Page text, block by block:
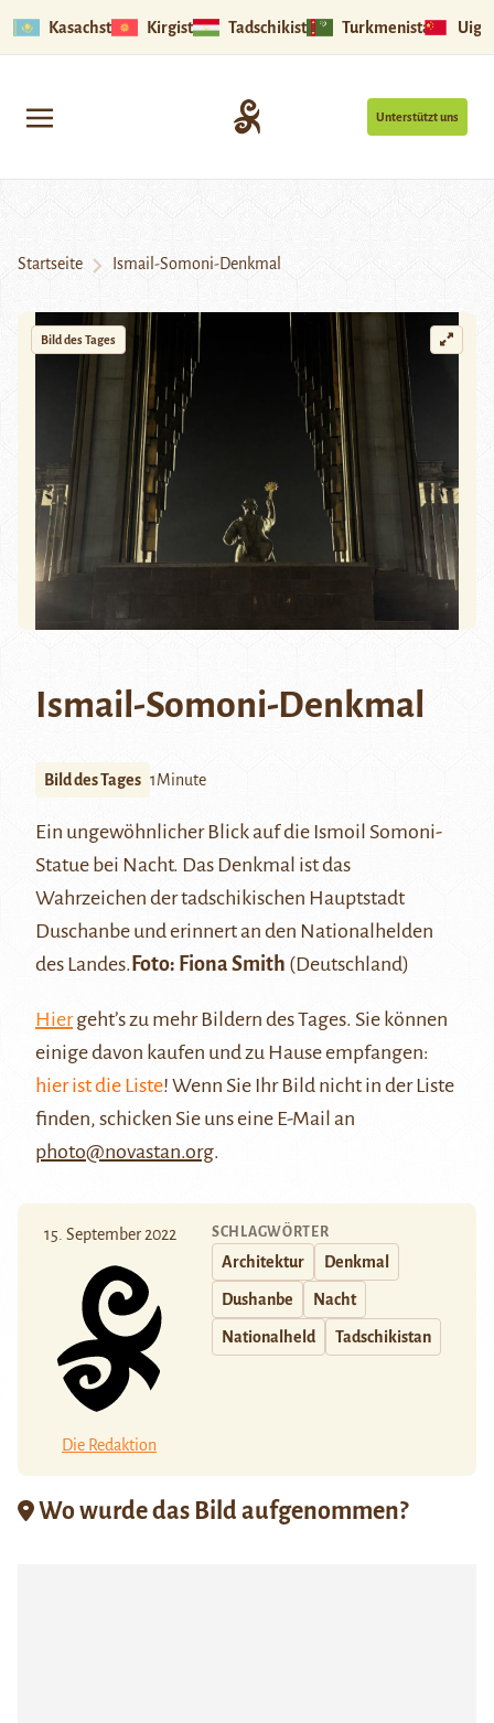
Kasachstan Kirgistan Tadschikistan Turkmenistan
Unterstützt uns
Startseite Ismail-Somoni-Denkmal
Bild des Tages
Ismail-Somoni-Denkmal
Bild des Tages 1Minute
Ein ungewöhnlicher Blick auf die Ismoil Somoni-
Statue bei Nacht. Das Denkmal ist das
Wahrzeichen der tadschikischen Hauptstadt
Duschanbe und erinnert an den Nationalhelden
des Landes.Foto: Fiona Smith (Deutschland)
Hiergeht’s zu mehr Bildern des Tages. Sie können
einige davon kaufen und zu Hause empfangen:
hier ist die Liste! Wenn Sie Ihr Bild nicht in der Liste
finden, schicken Sie uns eine E-Mail an
photo@novastan.org.
15. September 2022
Die Redaktion
SCHLAGWÖRTER
Architektur Denkmal
Dushanbe Nacht
Nationalheld Tadschikistan
Wo wurde das Bild aufgenommen?